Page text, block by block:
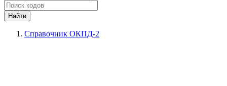
Найти
Справочник ОКПД-2